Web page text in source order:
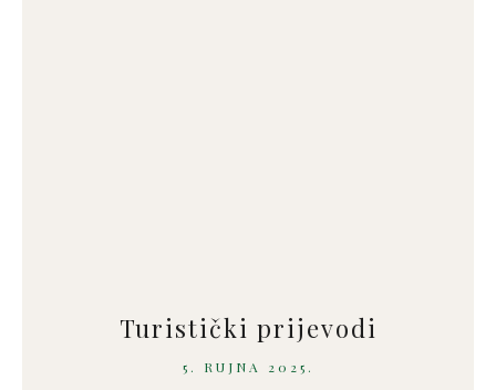
Turistički prijevodi
5. RUJNA 2025.